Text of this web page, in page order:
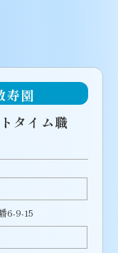
寿園
タイム職
6-9-15